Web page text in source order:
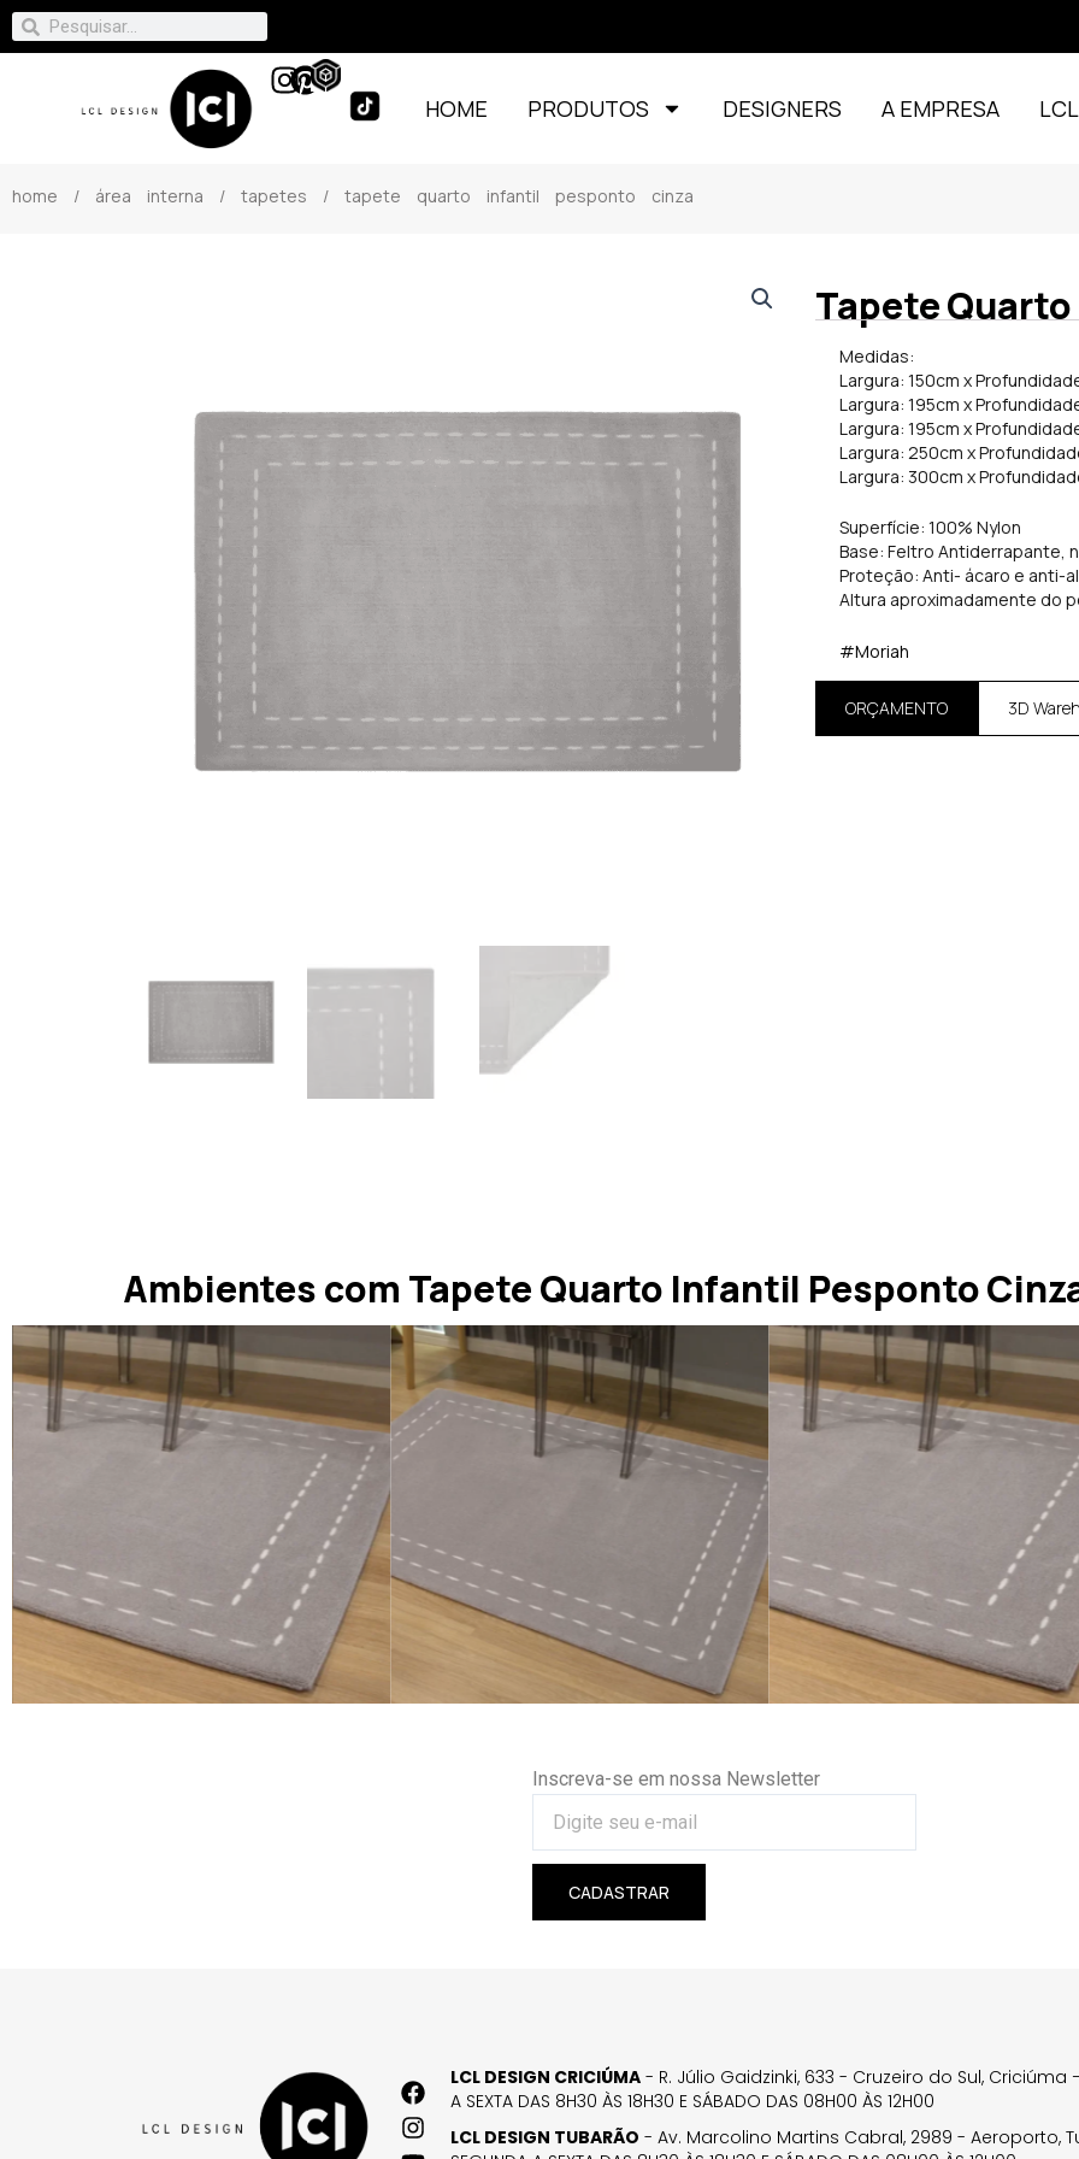
HOME PRODUTOS DESIGNERS A EMPRESA
home / área interna / tapetes / tapete quarto infantil pesponto cinza
Tapete
Medidas:
Largura: 150cm x
Largura: 195cm x
Largura: 195cm x
Largura: 250cm x
Largura: 300cm x
Superfície: 100% Nylon
Base: Feltro Antiderrapante,
Proteção: Anti- ácaro e anti-
Altura aproximadamente do
#Moriah
ORÇAMENTO 3D
Ambientes com Tapete Quarto Infantil Pesponto
Inscreva-se em nossa Newsletter
CADASTRAR
LCL DESIGN CRICIÚMA - R. Júlio Gaidzinki, 633 - Cruzeiro do Sul, Criciúma
A SEXTA DAS 8H30 ÀS 18H30 E SÁBADO DAS 08H00 ÀS 12H00
LCL DESIGN TUBARÃO - Av. Marcolino Martins Cabral, 2989 - Aeroporto,